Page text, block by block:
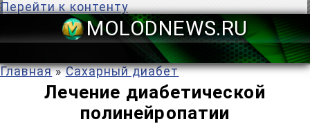
Перейти к контенту
Главная » Сахарный диабет
Лечение диабетической
полинейропатии